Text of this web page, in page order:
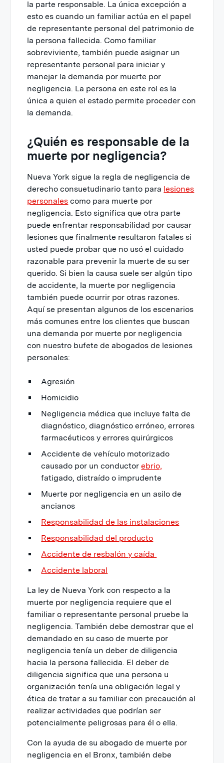
la parte responsable. La única excepción a
esto es cuando un familiar actúa en el papel
de representante personal del patrimonio de
la persona fallecida. Como familiar
sobreviviente, también puede asignar un
representante personal para iniciar y
manejar la demanda por muerte por
negligencia. La persona en este rol es la
única a quien el estado permite proceder con
la demanda.
¿Quién es responsable de la
muerte por negligencia?
Nueva York sigue la regla de negligencia de
derecho consuetudinario tanto para lesiones
personales como para muerte por
negligencia. Esto significa que otra parte
puede enfrentar responsabilidad por causar
lesiones que finalmente resultaron fatales si
usted puede probar que no usó el cuidado
razonable para prevenir la muerte de su ser
querido. Si bien la causa suele ser algún tipo
de accidente, la muerte por negligencia
también puede ocurrir por otras razones.
Aquí se presentan algunos de los escenarios
más comunes entre los clientes que buscan
una demanda por muerte por negligencia
con nuestro bufete de abogados de lesiones
personales:
Agresión
Homicidio
Negligencia médica que incluye falta de
diagnóstico, diagnóstico erróneo, errores
farmacéuticos y errores quirúrgicos
Accidente de vehículo motorizado
causado por un conductorebrio,
fatigado, distraído o imprudente
Muerte por negligencia en un asilo de
ancianos
Responsabilidad de las instalaciones
Responsabilidad del producto
Accidente de resbalón y caída
Accidente laboral
La ley de Nueva York con respecto a la
muerte por negligencia requiere que el
familiar o representante personal pruebe la
negligencia. También debe demostrar que el
demandado en su caso de muerte por
negligencia tenía un deber de diligencia
hacia la persona fallecida. El deber de
diligencia significa que una persona u
organización tenía una obligación legal y
ética de tratar a su familiar con precaución al
realizar actividades que podrían ser
potencialmente peligrosas para él o ella.
Con la ayuda de su abogado de muerte por
negligencia en el Bronx, también debe